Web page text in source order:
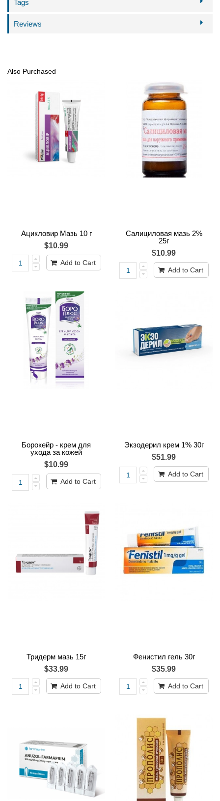
Tags
Reviews
Also Purchased
Ацикловир Мазь 10 г
$10.99
Add to Cart
Салициловая мазь 2%
25г
$10.99
Add to Cart
Борокейр - крем для
ухода за кожей
$10.99
Add to Cart
Экзодерил крем 1% 30г
$51.99
Add to Cart
Тридерм мазь 15г
$33.99
Add to Cart
Фенистил гель 30г
$35.99
Add to Cart